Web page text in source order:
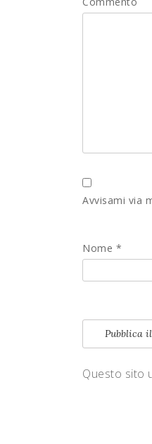
Avvisami via
Nome *
Questo sito